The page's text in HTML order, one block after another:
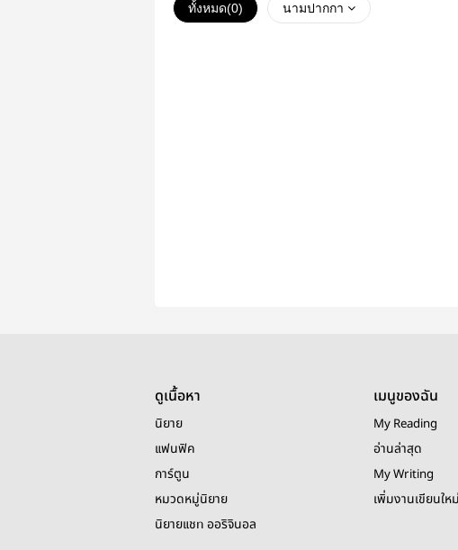
ทั้งหมด(0) นามปากกา
ดูเนื้อหา
นิยาย
แฟนฟิค
การ์ตูน
หมวดหมู่นิยาย
นิยายแชท ออริจินอล
เมนูของฉัน
My Reading
อ่านล่าสุด
My Writing
เพิ่มงานเขียนใหม่